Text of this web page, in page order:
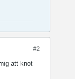
#2
att knot